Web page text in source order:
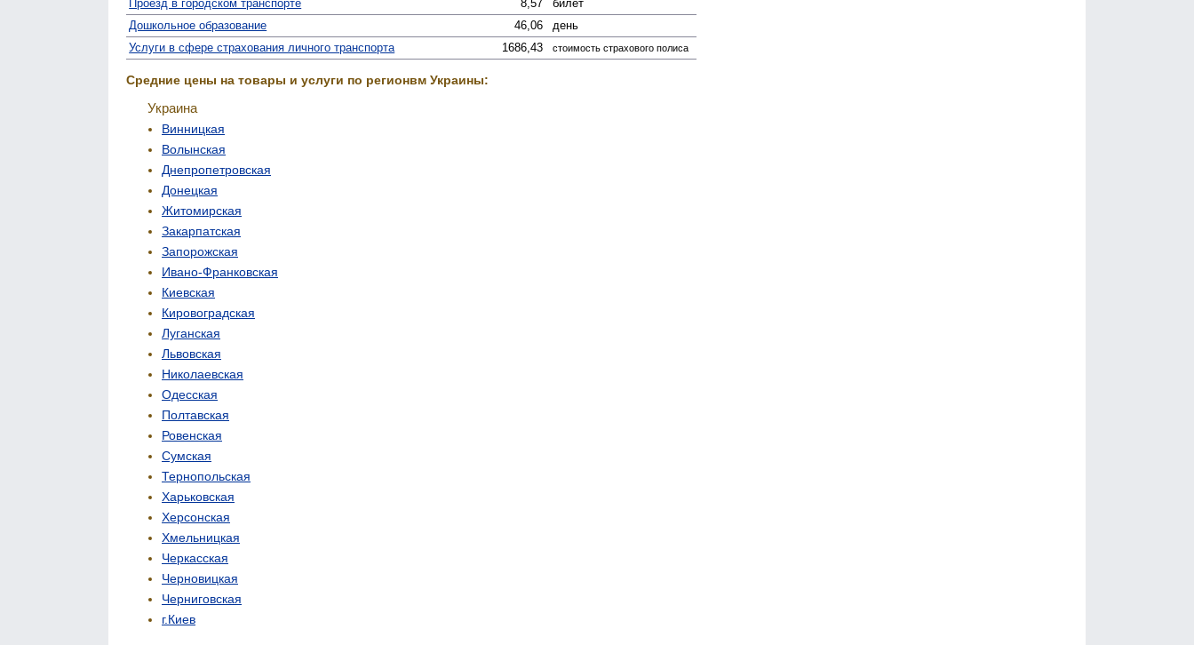
Проезд в городском транспорте
8,57
билет
Дошкольное образование
46,06
день
Услуги в сфере страхования личного транспорта
1686,43 стоимость страхового полиса
Средние цены на товары и услуги по регионвм Украины:
Украина
Винницкая
Волынская
Днепропетровская
Донецкая
Житомирская
Закарпатская
Запорожская
Ивано-Франковская
Киевская
Кировоградская
Луганская
Львовская
Николаевская
Одесская
Полтавская
Ровенская
Сумская
Тернопольская
Харьковская
Херсонская
Хмельницкая
Черкасская
Черновицкая
Черниговская
г.Киев